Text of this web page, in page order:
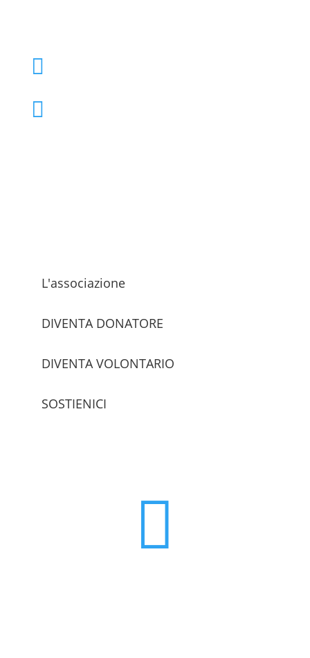


L'associazione
DIVENTA DONATORE
DIVENTA VOLONTARIO
SOSTIENICI
